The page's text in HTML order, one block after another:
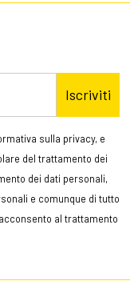
Iscriviti
sulla privacy, e
del trattamento dei
dei dati personali,
e comunque di tutto
acconsento al trattamento